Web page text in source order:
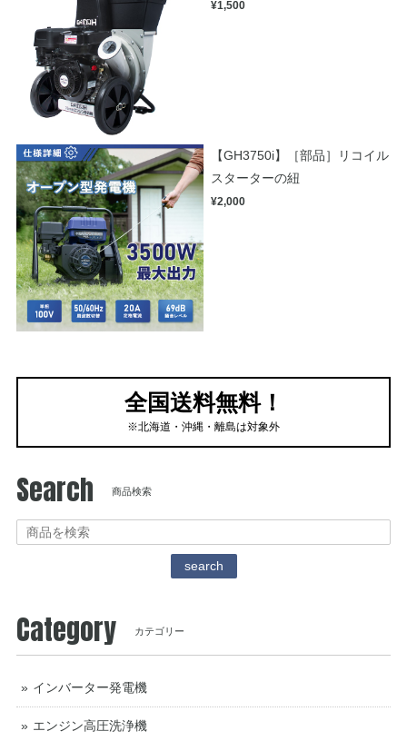
¥1,500
【GH3750i】［部品］リコイル
スターターの紐
¥2,000
全国送料無料！
※北海道・沖縄・離島は対象外
Search 商品検索
search
Category カテゴリー
インバーター発電機
エンジン高圧洗浄機